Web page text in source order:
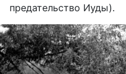
предательство Иуды).